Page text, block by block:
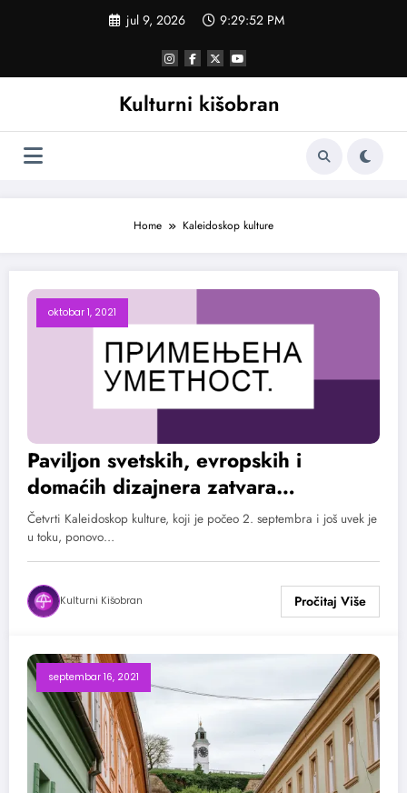
jul 9, 2026 9:29:53 PM
Kulturni kišobran
Home Kaleidoskop kulture
oktobar 1, 2021
Paviljon svetskih, evropskih i
domaćih dizajnera zatvara
Kaleidoskop kulture u Novom Sadu
Četvrti Kaleidoskop kulture, koji je počeo 2. septembra i još uvek je
u toku, ponovo…
Kulturni Kišobran
septembar 16, 2021